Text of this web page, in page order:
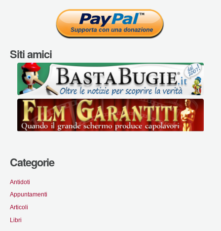
Siti amici
Categorie
Antidoti
Appuntamenti
Articoli
Libri